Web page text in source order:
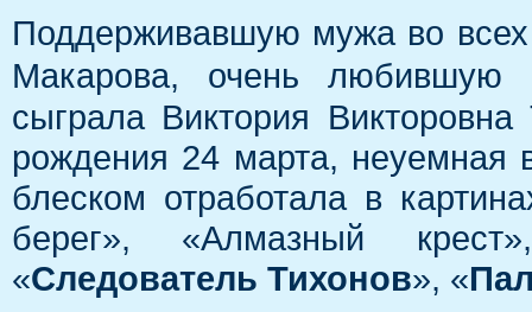
Поддерживавшую мужа во
Макарова, очень любившую
сыграла Виктория
рождения 24 марта,
блеском отработала в
берег», «Алмазный
«Следователь Тихонов», «